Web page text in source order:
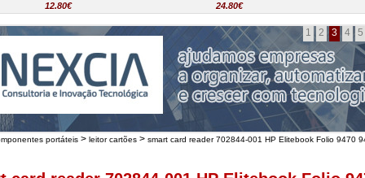
12.80€
24.80€
1 2 3 4 5
portáteis > leitor cartões > smart card reader 702844-001 HP Elitebook Folio 9470